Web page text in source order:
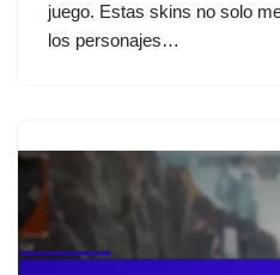
juego. Estas skins no solo
los personajes…